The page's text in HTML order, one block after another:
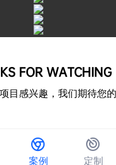
FOR WATCHING
目感兴趣，我们期待您
案例 定制